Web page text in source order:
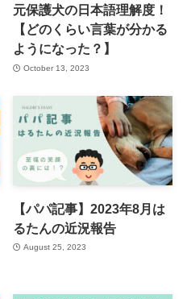
元保護犬の日本語理解度！
【どのくらい言葉が分かる
ようになった？】
October 13, 2023
【パパ記事】2023年8月は
るたんの近況報告
August 25, 2023